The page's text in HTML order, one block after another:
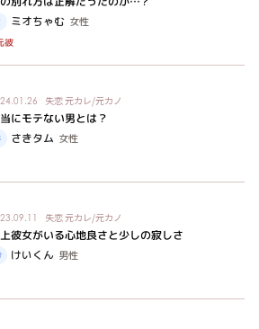
ミオちゃむ 女性
彼
失恋元カレ/元カノ
にモテない男とは？
さきタム 女性
失恋元カレ/元カノ
彼女がいる心地良さと少しの寂しさ
けいくん 男性